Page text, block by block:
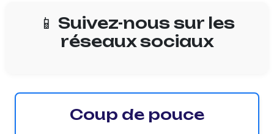
📱 Suivez-nous sur les
réseaux sociaux
Coup de pouce